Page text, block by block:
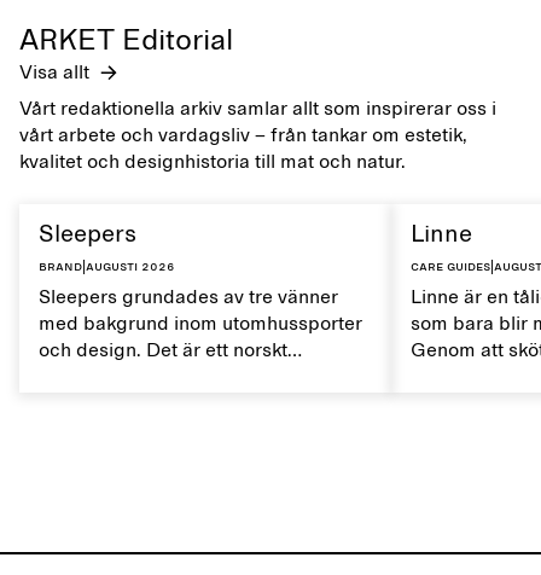
ARKET Editorial
Visa allt
Vårt redaktionella arkiv samlar allt som inspirerar oss i
vårt arbete och vardagsliv – från tankar om estetik,
kvalitet och designhistoria till mat och natur.
Sleepers
Brand augusti 2026
Sleepers grundades av tre vänner
med bakgrund inom utomhussporter
och design. Det är ett norskt
Linne
Care guides|
Linne är en
som bara blir
Genom att